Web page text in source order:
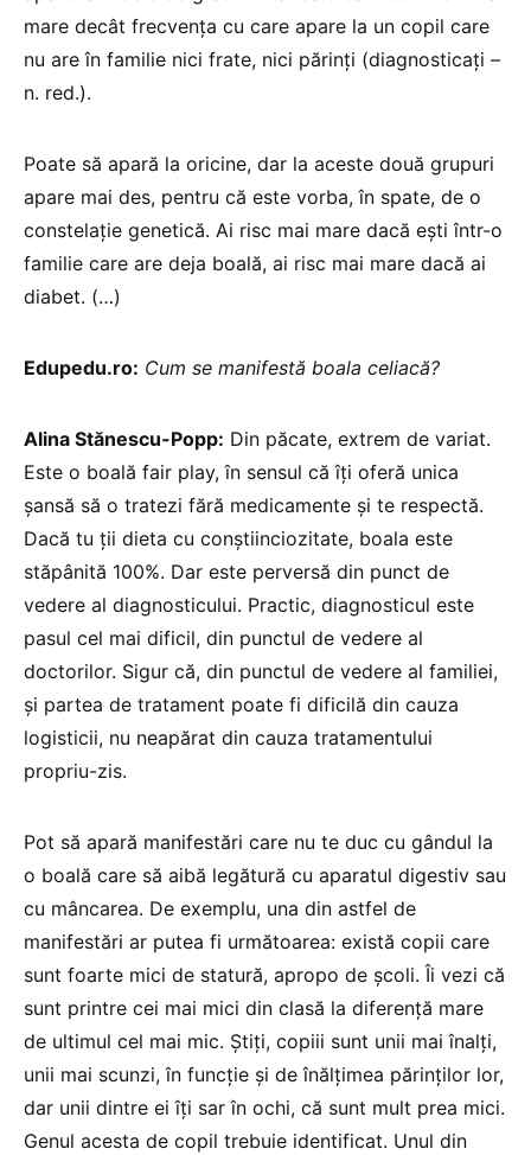
mare decât frecvența cu care apare la un copil care
nu are în familie nici frate, nici părinți (diagnosticați –
n. red.).
Poate să apară la oricine, dar la aceste două grupuri
apare mai des, pentru că este vorba, în spate, de o
constelație genetică. Ai risc mai mare dacă ești într-o
familie care are deja boală, ai risc mai mare dacă ai
diabet. (…)
Edupedu.ro: Cum se manifestă boala celiacă?
Alina Stănescu-Popp: Din păcate, extrem de variat.
Este o boală fair play, în sensul că îți oferă unica
șansă să o tratezi fără medicamente și te respectă.
Dacă tu ții dieta cu conștiinciozitate, boala este
stăpânită 100%. Dar este perversă din punct de
vedere al diagnosticului. Practic, diagnosticul este
pasul cel mai dificil, din punctul de vedere al
doctorilor. Sigur că, din punctul de vedere al familiei,
și partea de tratament poate fi dificilă din cauza
logisticii, nu neapărat din cauza tratamentului
propriu-zis.
Pot să apară manifestări care nu te duc cu gândul la
o boală care să aibă legătură cu aparatul digestiv sau
cu mâncarea. De exemplu, una din astfel de
manifestări ar putea fi următoarea: există copii care
sunt foarte mici de statură, apropo de școli. Îi vezi că
sunt printre cei mai mici din clasă la diferență mare
de ultimul cel mai mic. Știți, copiii sunt unii mai înalți,
unii mai scunzi, în funcție și de înălțimea părinților lor,
dar unii dintre ei îți sar în ochi, că sunt mult prea mici.
Genul acesta de copil trebuie identificat. Unul din